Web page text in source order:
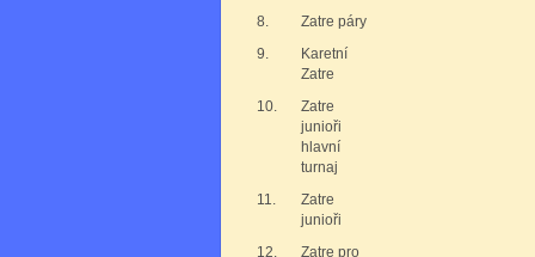
8. Zatre páry
9.
Karetní
Zatre
10.
Zatre
junioři
hlavní
turnaj
11.
Zatre
junioři
12. Zatre pro